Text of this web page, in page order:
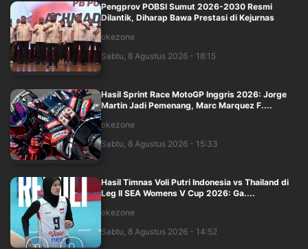
Pengprov POBSI Sumut 2026-2030 Resmi
Dilantik, Diharap Bawa Prestasi di Kejurnas
okezone
Sabtu, 8 Agustus 2026 - 18:15
Hasil Sprint Race MotoGP Inggris 2026: Jorge
Martin Jadi Pemenang, Marc Marquez F....
okezone
Sabtu, 8 Agustus 2026 - 15:33
Hasil Timnas Voli Putri Indonesia vs Thailand di
Leg II SEA Womens V Cup 2026: Ga....
okezone
Sabtu, 8 Agustus 2026 - 14:52